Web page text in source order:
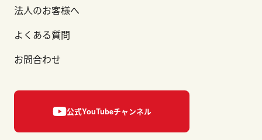
法人のお客様へ
よくある質問
お問合わせ